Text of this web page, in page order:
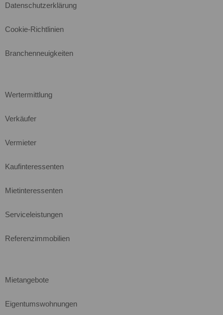
Datenschutzerklärung
Cookie-Richtlinien
Branchenneuigkeiten
Wertermittlung
Verkäufer
Vermieter
Kaufinteressenten
Mietinteressenten
Serviceleistungen
Referenzimmobilien
Mietangebote
Eigentumswohnungen